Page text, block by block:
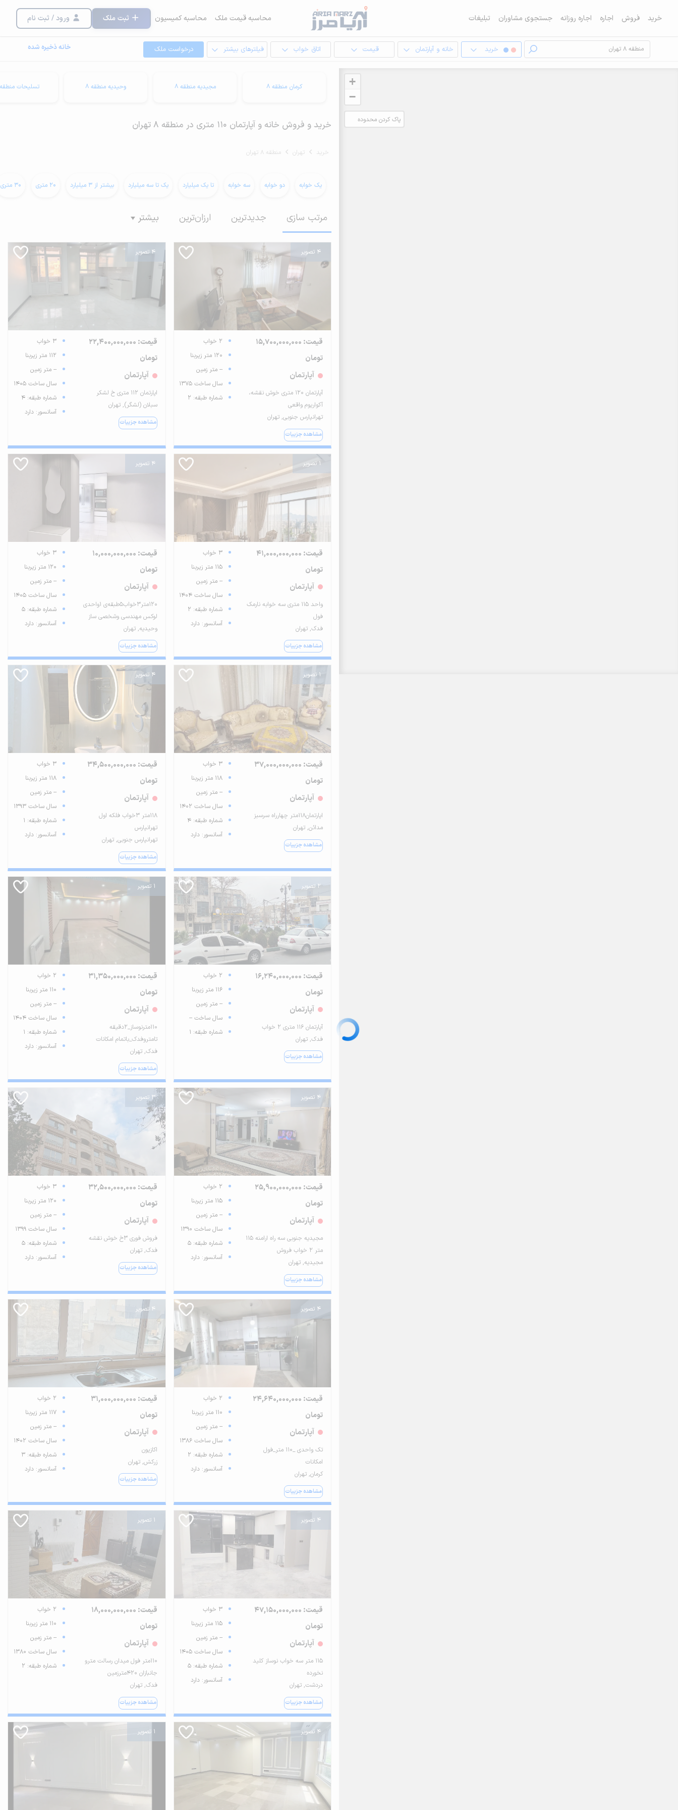
خرید فروش اجاره اجاره روزانه جستجوی مشاوران تبلیغات محاسبه قیمت ملک محاسبه کمیسیون ثبت ملک ورود / ثبت نام
خرید خانه و آپارتمان قیمت اتاق خواب فیلترهای بیشتر درخواست ملک خانه ذخیره شده
+
−
پاک کردن محدوده
کرمان منطقه 8 مجیدیه منطقه 8 وحیدیه منطقه 8 تسلیحات منطقه
خرید و فروش خانه و آپارتمان 110 متری در منطقه 8 تهران
خرید تهران منطقه 8 تهران
یک خوابه دو خوابه سه خوابه تا یک میلیارد یک تا سه میلیارد بیشتر از 3 میلیارد 20 متری 30 متری
مرتب سازی جدیدترین ارزان‌ترین بیشتر
4 تصویر
قیمت: 15,700,000,000
تومان
آپارتمان
آپارتمان ۱۲۰ متری خوش نقشه،
آکواریوم واقعی
تهرانپارس جنوبی, تهران
مشاهده جزییات
2 خواب
120 متر زیربنا
-- متر زمین
سال ساخت 1375
شماره طبقه: 2
4 تصویر
قیمت: 22,400,000,000
تومان
آپارتمان
اپارتمان ۱۱۲ متری خ لشکر
سبلان (لشگر), تهران
مشاهده جزییات
3 خواب
112 متر زیربنا
-- متر زمین
سال ساخت 1405
شماره طبقه: 4
آسانسور: دارد
1 تصویر
قیمت: 41,000,000,000
تومان
آپارتمان
واحد ۱۱۵ متری سه خوابه نارمک
فول
فدک, تهران
مشاهده جزییات
3 خواب
115 متر زیربنا
-- متر زمین
سال ساخت 1404
شماره طبقه: 2
آسانسور: دارد
4 تصویر
قیمت: 10,000,000,000
تومان
آپارتمان
۱۲۰متر۳خواب۵طبقه‌ی ۱واحدی
لوکس مهندسی وشخصی ساز
وحیدیه, تهران
مشاهده جزییات
3 خواب
120 متر زیربنا
-- متر زمین
سال ساخت 1405
شماره طبقه: 5
آسانسور: دارد
1 تصویر
قیمت: 37,000,000,000
تومان
آپارتمان
اپارتمان۱۱۸متر چهارراه سرسبز
مدائن, تهران
مشاهده جزییات
3 خواب
118 متر زیربنا
-- متر زمین
سال ساخت 1402
شماره طبقه: 4
آسانسور: دارد
4 تصویر
قیمت: 34,500,000,000
تومان
آپارتمان
۱۱۸متر ۳خواب فلکه اول
تهرانپارس
تهرانپارس جنوبی, تهران
مشاهده جزییات
3 خواب
118 متر زیربنا
-- متر زمین
سال ساخت 1393
شماره طبقه: 1
آسانسور: دارد
2 تصویر
قیمت: 16,240,000,000
تومان
آپارتمان
آپارتمان ۱۱۶ متری ۲ خواب
فدک, تهران
مشاهده جزییات
2 خواب
116 متر زیربنا
-- متر زمین
سال ساخت --
شماره طبقه: 1
1 تصویر
قیمت: 31,350,000,000
تومان
آپارتمان
۱۱۰مترنوساز_۲دقیقه
تامتروفدک_باتمام امکانات
فدک, تهران
مشاهده جزییات
2 خواب
110 متر زیربنا
-- متر زمین
سال ساخت 1404
شماره طبقه: 1
آسانسور: دارد
4 تصویر
قیمت: 25,900,000,000
تومان
آپارتمان
مجیدیه جنوبی سه راه ارامنه ۱۱۵
متر ۲ خواب فروش
مجیدیه, تهران
مشاهده جزییات
2 خواب
115 متر زیربنا
-- متر زمین
سال ساخت 1390
شماره طبقه: 5
آسانسور: دارد
3 تصویر
قیمت: 32,500,000,000
تومان
آپارتمان
فروش فوری ۳خ خوش نقشه
فدک, تهران
مشاهده جزییات
3 خواب
120 متر زیربنا
-- متر زمین
سال ساخت 1399
شماره طبقه: 5
آسانسور: دارد
4 تصویر
قیمت: 24,640,000,000
تومان
آپارتمان
تک واحدی _۱۱۰ متر_فول
امکانات
کرمان, تهران
مشاهده جزییات
2 خواب
110 متر زیربنا
-- متر زمین
سال ساخت 1386
شماره طبقه: 2
آسانسور: دارد
4 تصویر
قیمت: 31,000,000,000
تومان
آپارتمان
اکازیون
زرکش, تهران
مشاهده جزییات
2 خواب
117 متر زیربنا
-- متر زمین
سال ساخت 1402
شماره طبقه: 3
آسانسور: دارد
4 تصویر
قیمت: 47,150,000,000
تومان
آپارتمان
۱۱۵ متر سه خواب نوساز کلید
نخورده
دردشت, تهران
مشاهده جزییات
3 خواب
115 متر زیربنا
-- متر زمین
سال ساخت 1405
شماره طبقه: 5
آسانسور: دارد
1 تصویر
قیمت: 18,000,000,000
تومان
آپارتمان
۱۱۰متر فول میدان رسالت مترو
جانبازان ۴۲۰مترزمین
فدک, تهران
مشاهده جزییات
2 خواب
110 متر زیربنا
-- متر زمین
سال ساخت 1380
شماره طبقه: 2
4 تصویر 1 تصویر